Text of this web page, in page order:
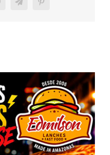
TelegramPinterest